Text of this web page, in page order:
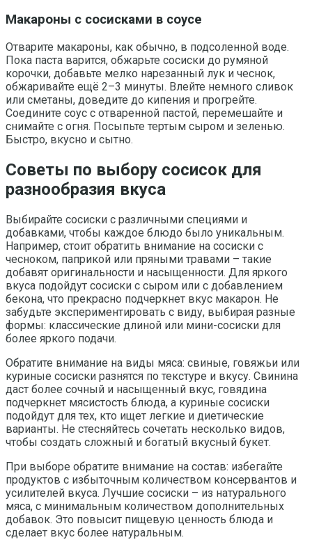
Макароны с сосисками в соусе
Отварите макароны, как обычно, в подсоленной воде.
Пока паста варится, обжарьте сосиски до румяной
корочки, добавьте мелко нарезанный лук и чеснок,
обжаривайте ещё 2–3 минуты. Влейте немного сливок
или сметаны, доведите до кипения и прогрейте.
Соедините соус с отваренной пастой, перемешайте и
снимайте с огня. Посыпьте тертым сыром и зеленью.
Быстро, вкусно и сытно.
Советы по выбору сосисок для
разнообразия вкуса
Выбирайте сосиски с различными специями и
добавками, чтобы каждое блюдо было уникальным.
Например, стоит обратить внимание на сосиски с
чесноком, паприкой или пряными травами – такие
добавят оригинальности и насыщенности. Для яркого
вкуса подойдут сосиски с сыром или с добавлением
бекона, что прекрасно подчеркнет вкус макарон. Не
забудьте экспериментировать с виду, выбирая разные
формы: классические длиной или мини-сосиски для
более яркого подачи.
Обратите внимание на виды мяса: свиные, говяжьи или
куриные сосиски разнятся по текстуре и вкусу. Свинина
даст более сочный и насыщенный вкус, говядина
подчеркнет мясистость блюда, а куриные сосиски
подойдут для тех, кто ищет легкие и диетические
варианты. Не стесняйтесь сочетать несколько видов,
чтобы создать сложный и богатый вкусный букет.
При выборе обратите внимание на состав: избегайте
продуктов с избыточным количеством консервантов и
усилителей вкуса. Лучшие сосиски – из натурального
мяса, с минимальным количеством дополнительных
добавок. Это повысит пищевую ценность блюда и
сделает вкус более натуральным.